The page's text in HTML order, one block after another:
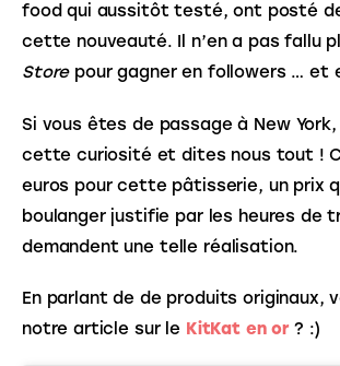
food qui aussitôt testé, ont posté
cette nouveauté. Il n’en a pas fallu
Store pour gagner en followers … et
Si vous êtes de passage à New
cette curiosité et dites nous tout !
euros pour cette pâtisserie, un prix
boulanger justifie par les heures de
demandent une telle réalisation.
En parlant de de produits originaux,
notre article sur le KitKat en or ? :)